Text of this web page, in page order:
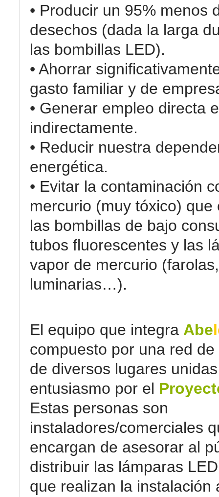
• Producir un 95% menos
desechos (dada la larga
las bombillas LED).
• Ahorrar
gasto familiar y de
• Generar empleo directa e
indirectamente.
• Reducir nuestra
energética.
• Evitar la contaminación
mercurio (muy tóxico) que
las bombillas de bajo
tubos fluorescentes y las
vapor de mercurio (farolas,
luminarias…).
El equipo que integra Abe
compuesto por una red
de diversos lugares
entusiasmo por el
Estas personas son
instaladores/comerciales
encargan de asesorar al
distribuir las lámparas
que realizan la instalación